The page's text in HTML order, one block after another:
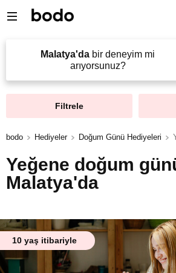
Malatya'da bir deneyim mi
arıyorsunuz?
Filtrele
bodo Hediyeler Doğum Günü Hediyeleri
Yeğene doğum
Malatya'da
10 yaş itibariyle